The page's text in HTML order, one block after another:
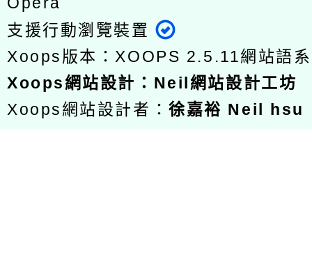
支援行動瀏覽裝置
Xoops版本： XOOPS 2.5.11網站語
Xoops網站設計 ： Neil網站設計工坊
Xoops網站設計者：徐嘉裕 Neil hsu